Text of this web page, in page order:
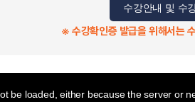
수강안내 및 수
※ 수강확인증 발급을 위해서는
be loaded, either because the server or